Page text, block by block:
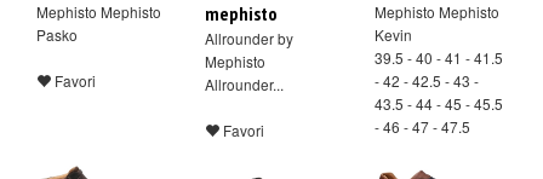
Mephisto Mephisto
Pasko
Favori
mephisto
Allrounder by
Mephisto
Allrounder...
Favori
Mephisto Mephisto
Kevin
39.5 - 40 - 41 - 41.5
- 42 - 42.5 - 43 -
43.5 - 44 - 45 - 45.5
- 46 - 47 - 47.5